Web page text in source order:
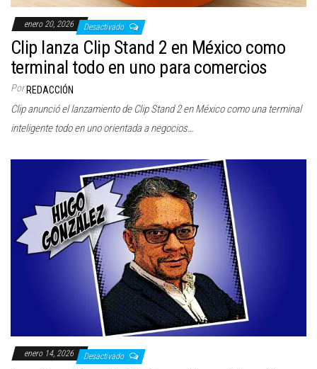
enero 20, 2026 Desactivado
Clip lanza Clip Stand 2 en México como
terminal todo en uno para comercios
Por REDACCIÓN
Clip anunció el lanzamiento de Clip Stand 2 en México como una terminal
inteligente todo en uno orientada a negocios…
enero 14, 2026 Desactivado